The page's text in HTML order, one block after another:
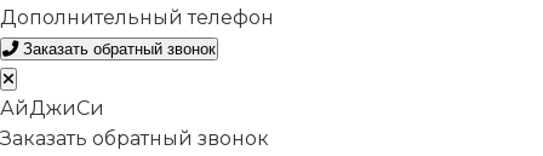
Дополнительный телефон
Заказать обратный звонок
АйДжиСи
Заказать обратный звонок